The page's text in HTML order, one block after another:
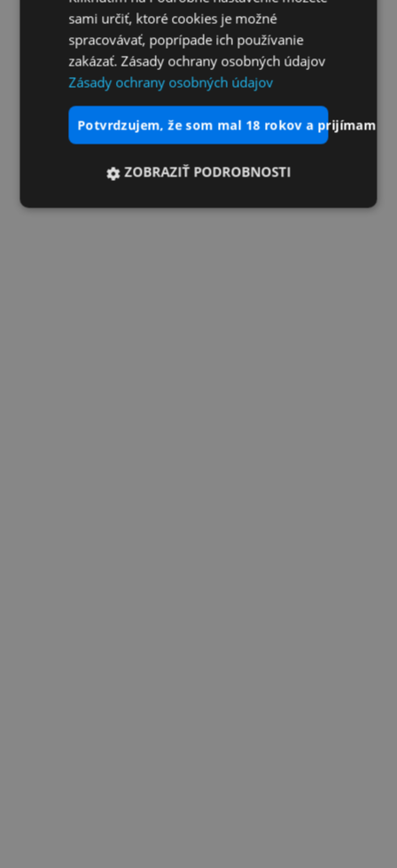
sami určiť, ktoré cookies je možné
spracovávať, poprípade ich používanie
zakázať. Zásady ochrany osobných údajov
Zásady ochrany osobných údajov
potvrdzujem, že som mal 18 rokov a prijímam
ZOBRAZIŤ PODROBNOSTI